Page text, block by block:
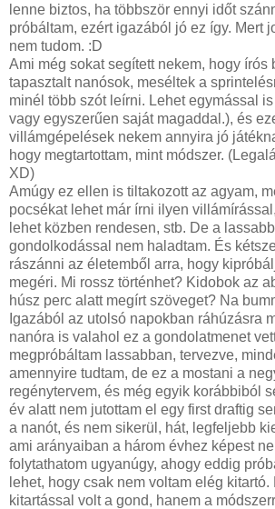
lenne biztos, ha többször ennyi időt
próbáltam, ezért igazából jó ez így. Mert
nem tudom. :D
Ami még sokat segített nekem, hogy írós
tapasztalt nanósok, meséltek a
minél több szót leírni. Lehet egymással is
vagy egyszerűen saját magaddal.), és
villámgépelések nekem annyira jó
hogy megtartottam, mint módszer.
XD)
Amúgy ez ellen is tiltakozott az agyam,
pocsékat lehet már írni ilyen
lehet közben rendesen, stb. De a
gondolkodással nem haladtam. És
rászánni az életemből arra, hogy
megéri. Mi rossz történhet? Kidobok az
húsz perc alatt megírt szöveget? Na
Igazából az utolsó napokban ráhúzásra
nanóra is valahol ez a gondolatmenet
megpróbáltam lassabban, tervezve,
amennyire tudtam, de ez a mostani a
regénytervem, és még egyik korábbiból
év alatt nem jutottam el egy first draftig
a nanót, és nem sikerül, hát, legfeljebb
ami arányaiban a három évhez képest
folytathatom ugyanúgy, ahogy eddig
lehet, hogy csak nem voltam elég kitartó.
kitartással volt a gond, hanem a